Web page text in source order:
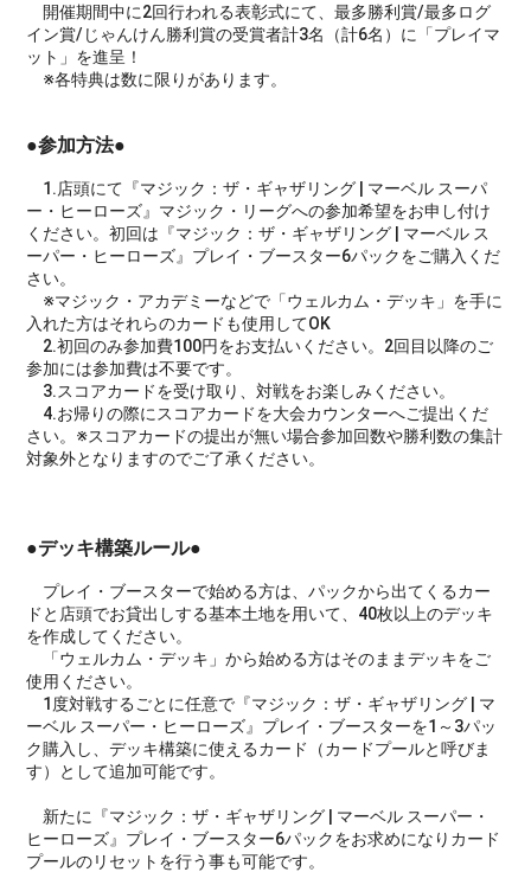
開催期間中に2回行われる表彰式にて、最多勝利賞/最多ログ
イン賞/じゃんけん勝利賞の受賞者計3名（計6名）に「プレイマ
ット」を進呈！
※各特典は数に限りがあります。
●参加方法●
1.店頭にて『マジック：ザ・ギャザリング | マーベル スーパ
ー・ヒーローズ』マジック・リーグへの参加希望をお申し付け
ください。初回は『マジック：ザ・ギャザリング | マーベル ス
ーパー・ヒーローズ』プレイ・ブースター6パックをご購入くだ
さい。
※マジック・アカデミーなどで「ウェルカム・デッキ」を手に
入れた方はそれらのカードも使用してOK
2.初回のみ参加費100円をお支払いください。2回目以降のご
参加には参加費は不要です。
3.スコアカードを受け取り、対戦をお楽しみください。
4.お帰りの際にスコアカードを大会カウンターへご提出くだ
さい。※スコアカードの提出が無い場合参加回数や勝利数の集計
対象外となりますのでご了承ください。
●デッキ構築ルール●
プレイ・ブースターで始める方は、パックから出てくるカー
ドと店頭でお貸出しする基本土地を用いて、40枚以上のデッキ
を作成してください。
「ウェルカム・デッキ」から始める方はそのままデッキをご
使用ください。
1度対戦するごとに任意で『マジック：ザ・ギャザリング | マ
ーベル スーパー・ヒーローズ』プレイ・ブースターを1～3パッ
ク購入し、デッキ構築に使えるカード（カードプールと呼びま
す）として追加可能です。
新たに『マジック：ザ・ギャザリング | マーベル スーパー・
ヒーローズ』プレイ・ブースター6パックをお求めになりカード
プールのリセットを行う事も可能です。